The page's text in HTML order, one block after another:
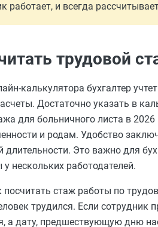
работает, и всегда
трудовой
калькулятора бухгалтер
Достаточно указать в
для больничного листа в
и родам. Удобство
Это важно для
нескольких работодателей.
посчитать стаж работы по
трудился. Если
а дату, предшествующую дню